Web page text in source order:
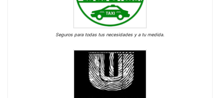
Seguros para todas tus necesidades y a tu medida.